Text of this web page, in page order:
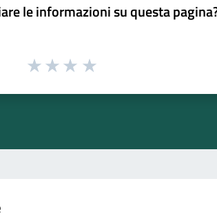
le informazioni su questa